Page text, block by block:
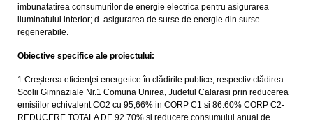
imbunatatirea consumurilor de energie electrica pentru asigurarea
iluminatului interior; d. asigurarea de surse de energie din surse
regenerabile.
Obiective specifice ale proiectului:
1.Creșterea eficienţei energetice în clădirile publice, respectiv clădirea
Scolii Gimnaziale Nr.1 Comuna Unirea, Judetul Calarasi prin reducerea
emisiilor echivalent CO2 cu 95,66% in CORP C1 si 86.60% CORP C2-
REDUCERE TOTALA DE 92.70% si reducere consumului anual de